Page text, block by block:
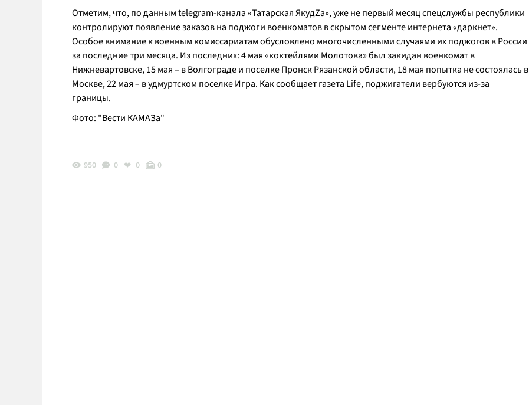
Отметим, что, по данным telegram-канала «Татарская ЯкудZа», уже не первый месяц спецслужбы республики
контролируют появление заказов на поджоги военкоматов в скрытом сегменте интернета «даркнет».
Особое внимание к военным комиссариатам обусловлено многочисленными случаями их поджогов в России
за последние три месяца. Из последних: 4 мая «коктейлями Молотова» был закидан военкомат в
Нижневартовске, 15 мая – в Волгограде и поселке Пронск Рязанской области, 18 мая попытка не состоялась в
Москве, 22 мая – в удмуртском поселке Игра. Как сообщает газета Life, поджигатели вербуются из-за
границы.
Фото: "Вести КАМАЗа"
950 0 0 0